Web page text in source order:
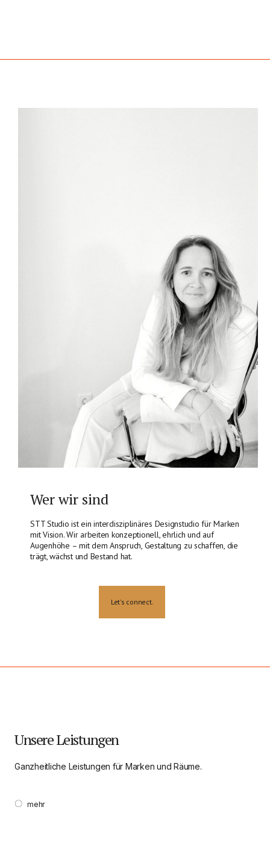
Wer wir sind
STT Studio ist ein interdisziplinäres Designstudio für Marken
mit Vision. Wir arbeiten konzeptionell, ehrlich und auf
Augenhöhe – mit dem Anspruch, Gestaltung zu schaffen, die
trägt, wächst und Bestand hat.
Let's connect.
Unsere Leistungen
Ganzheitliche Leistungen für Marken und Räume.
mehr